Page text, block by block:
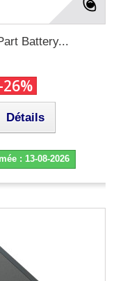
Battery...
-26%
Détails
: 13-08-2026